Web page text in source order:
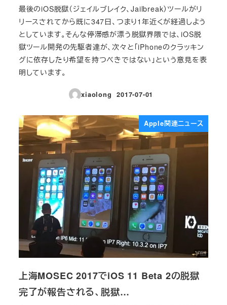
最後のiOS脱獄（ジェイルブレイク、Jailbreak）ツールがリ
リースされてから既に347日、つまり1年近くが経過しよう
としています。そんな停滞感が漂う脱獄界隈では、iOS脱
獄ツール開発の先駆者達が、次々と「iPhoneのクラッキン
グに依存したり希望を持つべきではない」という意見を表
明しています。
xiaolong
投稿日
2017-07-01
Apple関連ニュース
上海MOSEC 2017でiOS 11 Beta 2の脱獄
完了が報告される、脱獄…